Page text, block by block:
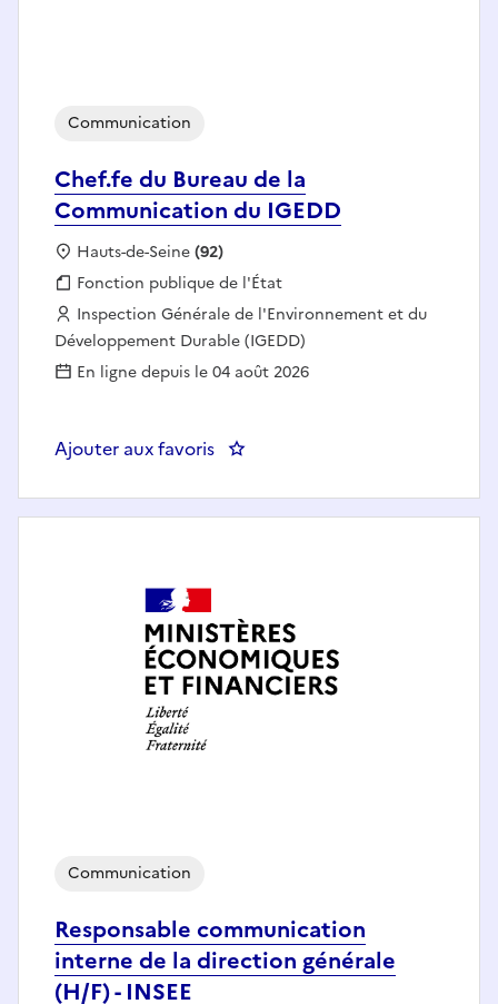
Chef.fe du Bureau de la
Communication du IGEDD
Communication
Localisation :
Hauts-de-Seine(92)
Fonction publique :
Fonction publique de l'État
Employeur :
Inspection Générale de l'Environnement et du
Développement Durable (IGEDD)
En ligne depuis le 04 août 2026
Ajouter aux favoris : Chef.fe du Bureau de la
Responsable communication
interne de la direction générale
(H/F) - INSEE
Communication